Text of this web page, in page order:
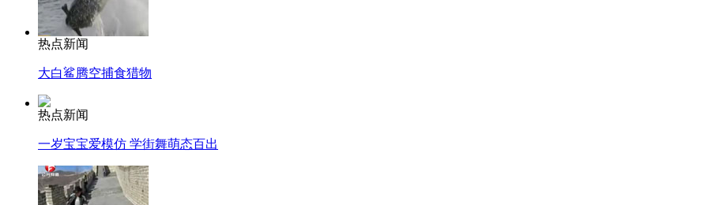
热点新闻
大白鲨腾空捕食猎物
热点新闻
一岁宝宝爱模仿 学街舞萌态百出